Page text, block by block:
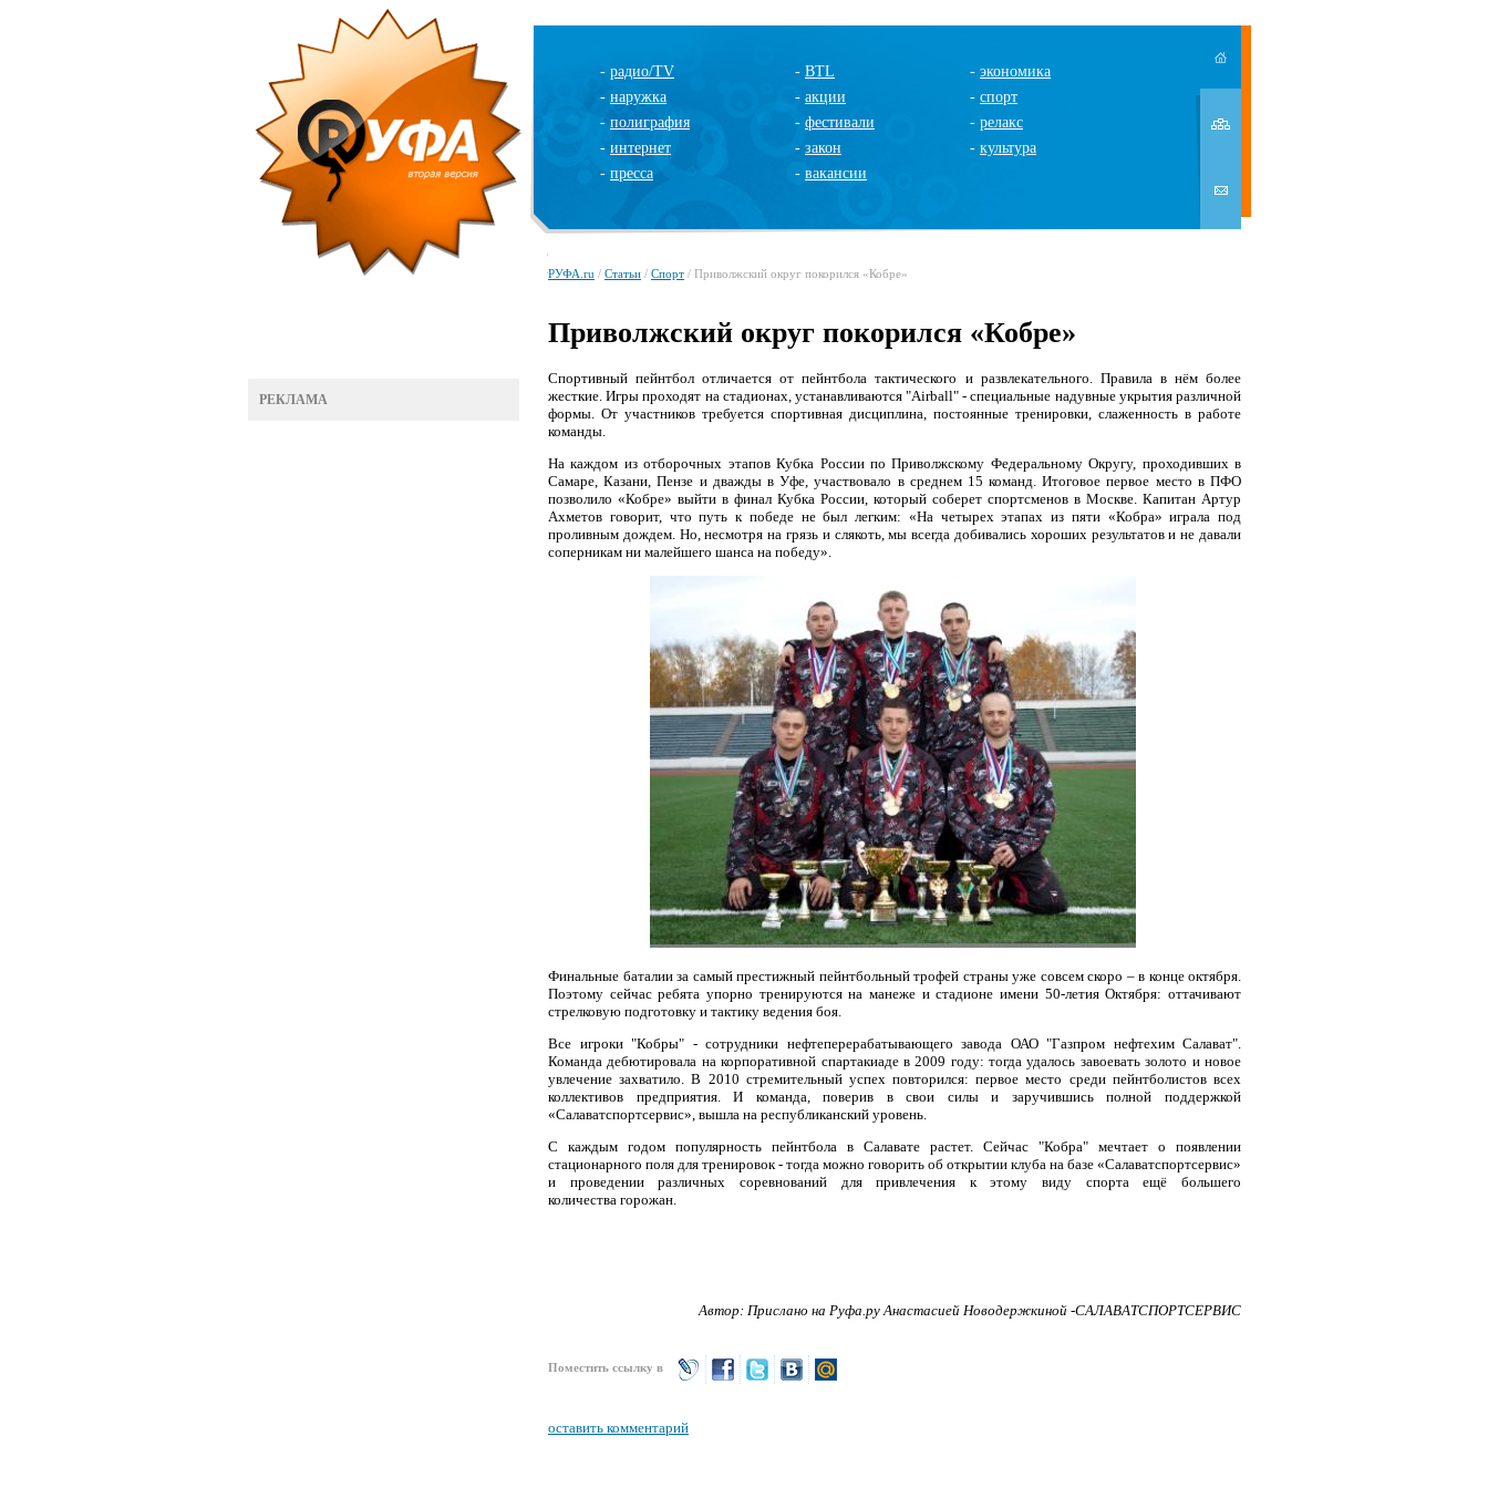
- радио/TV
- наружка
- полиграфия
- интернет
- пресса
- BTL
- акции
- фестивали
- закон
- вакансии
- экономика
- спорт
- релакс
- культура
РЕКЛАМА
РУФА.ru / Статьи / Спорт / Приволжский округ покорился «Кобре»
Приволжский округ покорился «Кобре»
Спортивный пейнтбол отличается от пейнтбола тактического и развлекательного. Правила в нём более
жесткие. Игры проходят на стадионах, устанавливаются "Airball" - специальные надувные укрытия различной
формы. От участников требуется спортивная дисциплина, постоянные тренировки, слаженность в работе
команды.
На каждом из отборочных этапов Кубка России по Приволжскому Федеральному Округу, проходивших в
Самаре, Казани, Пензе и дважды в Уфе, участвовало в среднем 15 команд. Итоговое первое место в ПФО
позволило «Кобре» выйти в финал Кубка России, который соберет спортсменов в Москве. Капитан Артур
Ахметов говорит, что путь к победе не был легким: «На четырех этапах из пяти «Кобра» играла под
проливным дождем. Но, несмотря на грязь и слякоть, мы всегда добивались хороших результатов и не давали
соперникам ни малейшего шанса на победу».
Финальные баталии за самый престижный пейнтбольный трофей страны уже совсем скоро – в конце октября.
Поэтому сейчас ребята упорно тренируются на манеже и стадионе имени 50-летия Октября: оттачивают
стрелковую подготовку и тактику ведения боя.
Все игроки "Кобры" - сотрудники нефтеперерабатывающего завода ОАО "Газпром нефтехим Салават".
Команда дебютировала на корпоративной спартакиаде в 2009 году: тогда удалось завоевать золото и новое
увлечение захватило. В 2010 стремительный успех повторился: первое место среди пейнтболистов всех
коллективов предприятия. И команда, поверив в свои силы и заручившись полной поддержкой
«Салаватспортсервис», вышла на республиканский уровень.
С каждым годом популярность пейнтбола в Салавате растет. Сейчас "Кобра" мечтает о появлении
стационарного поля для тренировок - тогда можно говорить об открытии клуба на базе «Салаватспортсервис»
и проведении различных соревнований для привлечения к этому виду спорта ещё большего
количества горожан.
Автор: Прислано на Руфа.ру Анастасией Новодержкиной -САЛАВАТСПОРТСЕРВИС
Поместить ссылку в
оставить комментарий